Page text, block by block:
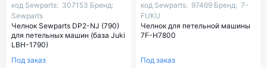
код Sewparts: 307153 Бренд:
Sewparts
Челнок Sewparts DP2-NJ (790)
для петельных машин (база Juki
LBH-1790)
Под заказ
код Sewparts: 97469 Бренд: 7-
FUKU
Челнок для петельной машины
7F-H7800
Под заказ